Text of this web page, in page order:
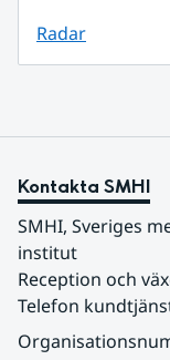
Radar
Kontakta SMHI
SMHI, Sveriges
institut
Reception och
Telefon